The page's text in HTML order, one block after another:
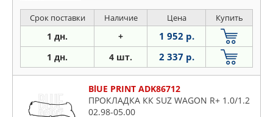
Срок поставки Наличие Цена Купить
1 дн. + 1 952 р.
1 дн. 4 шт. 2 337 р.
BlUE PRINT ADK86712
ПРОКЛАДКА КК SUZ WAGON R+ 1.0/1.2
02.98-05.00